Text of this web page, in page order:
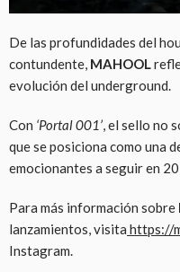
De las profundidades del
contundente, MAHOOL
evolución del underground.
Con ‘Portal 001’, el sello no
que se posiciona como una
emocionantes a seguir en
Para más información sobre
lanzamientos, visita https://
Instagram.